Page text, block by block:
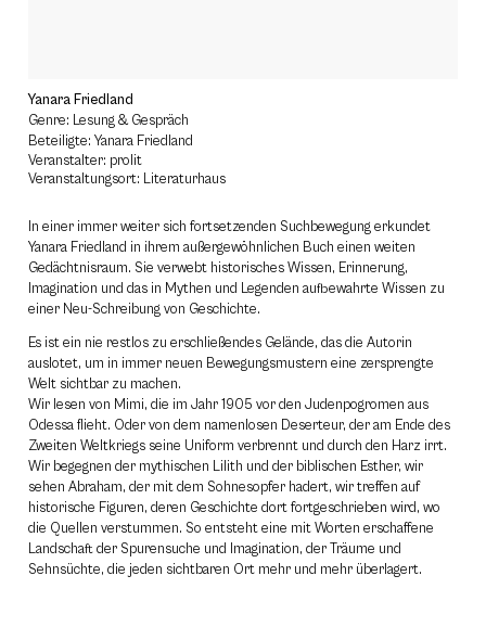
Yanara Friedland
Genre: Lesung & Gespräch
Beteiligte: Yanara Friedland
Veranstalter: prolit
Veranstaltungsort: Literaturhaus
In einer immer weiter sich fortsetzenden Suchbewegung erkundet
Yanara Friedland in ihrem außergewöhnlichen Buch einen weiten
Gedächtnisraum. Sie verwebt historisches Wissen, Erinnerung,
Imagination und das in Mythen und Legenden aufbewahrte Wissen zu
einer Neu-Schreibung von Geschichte.
Es ist ein nie restlos zu erschließendes Gelände, das die Autorin
auslotet, um in immer neuen Bewegungsmustern eine zersprengte
Welt sichtbar zu machen.
Wir lesen von Mimi, die im Jahr 1905 vor den Judenpogromen aus
Odessa flieht. Oder von dem namenlosen Deserteur, der am Ende des
Zweiten Weltkriegs seine Uniform verbrennt und durch den Harz irrt.
Wir begegnen der mythischen Lilith und der biblischen Esther, wir
sehen Abraham, der mit dem Sohnesopfer hadert, wir treffen auf
historische Figuren, deren Geschichte dort fortgeschrieben wird, wo
die Quellen verstummen. So entsteht eine mit Worten erschaffene
Landschaft der Spurensuche und Imagination, der Träume und
Sehnsüchte, die jeden sichtbaren Ort mehr und mehr überlagert.